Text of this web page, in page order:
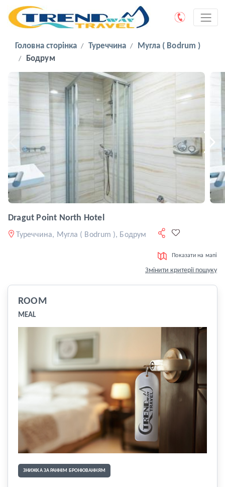
Головна сторінка Туреччина
Мугла ( Bodrum )
Бодрум
Dragut Point North Hotel
Туреччина, Мугла ( Bodrum ), Бодрум
Показати на мапі
Змінити критерії пошуку
ROOM
MEAL
ЗНИЖКА ЗА РАННІМ БРОНЮВАННЯМ